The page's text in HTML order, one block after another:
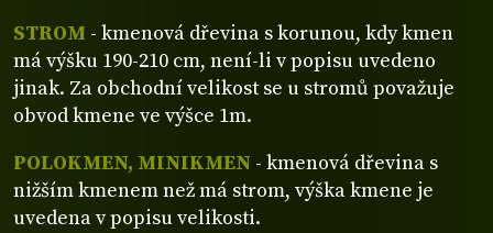
STROM - kmenová dřevina s korunou, kdy kmen
má výšku 190-210 cm, není-li v popisu uvedeno
jinak. Za obchodní velikost se u stromů považuje
obvod kmene ve výšce 1m.
POLOKMEN, MINIKMEN - kmenová dřevina s
nižším kmenem než má strom, výška kmene je
uvedena v popisu velikosti.